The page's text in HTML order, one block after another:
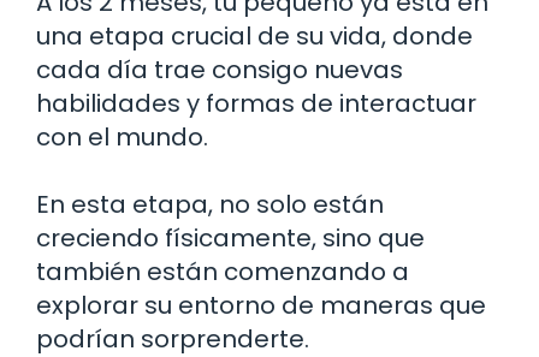
una etapa crucial de su vida, donde
cada día trae consigo nuevas
habilidades y formas de interactuar
con el mundo.
En esta etapa, no solo están
creciendo físicamente, sino que
también están comenzando a
explorar su entorno de maneras que
podrían sorprenderte.